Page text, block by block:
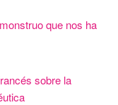
que nos ha
sobre la